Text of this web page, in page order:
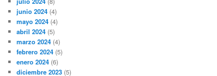
junio 2024 (4)
mayo 2024 (4)
abril 2024 (5)
marzo 2024 (4)
febrero 2024 (5)
enero 2024 (6)
diciembre 2023 (5)